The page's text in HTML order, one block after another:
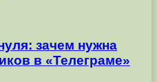
зачем нужна
в «Телеграме»